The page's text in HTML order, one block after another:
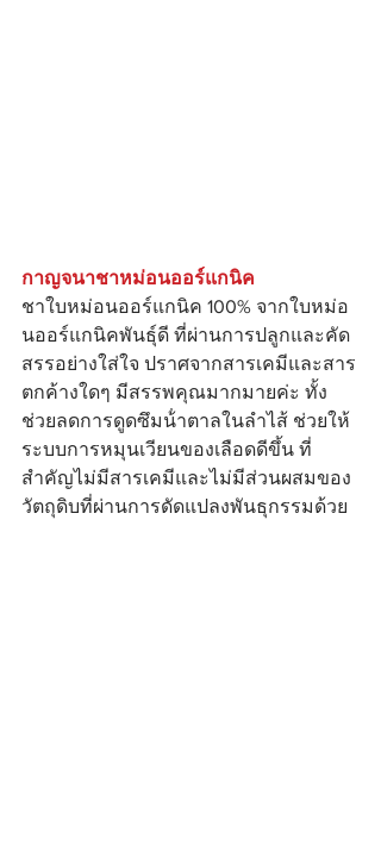
กาญจนาชาหม่อนออร์แกนิค
ชาใบหม่อนออร์แกนิค 100% จากใบหม่อ
นออร์แกนิคพันธุ์ดี ที่ผ่านการปลูกและคัด
สรรอย่างใส่ใจ ปราศจากสารเคมีและสาร
ตกค้างใดๆ มีสรรพคุณมากมายค่ะ ทั้ง
ช่วยลดการดูดซึมน้ําตาลในลําไส้ ช่วยให้
ระบบการหมุนเวียนของเลือดดีขึ้น ที่
สำคัญไม่มีสารเคมีและไม่มีส่วนผสมของ
วัตถุดิบที่ผ่านการดัดแปลงพันธุกรรมด้วย